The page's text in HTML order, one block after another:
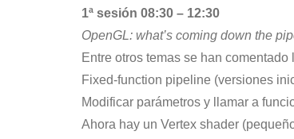
1ª sesión 08:30 – 12:30
OpenGL: what’s coming down the
Entre otros temas se han
Fixed-function pipeline (versiones
Modificar parámetros y llamar a
Ahora hay un Vertex shader